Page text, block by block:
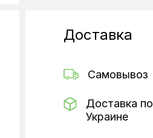
Доставка
Самовывоз
Доставка по
Украине